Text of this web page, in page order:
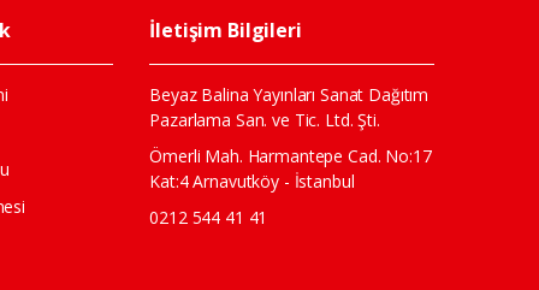
İletişim Bilgileri
Beyaz Balina Yayınları Sanat Dağıtım
Pazarlama San. ve Tic. Ltd. Şti.
Ömerli Mah. Harmantepe Cad. No:17
Kat:4 Arnavutköy - İstanbul
0212 544 41 41